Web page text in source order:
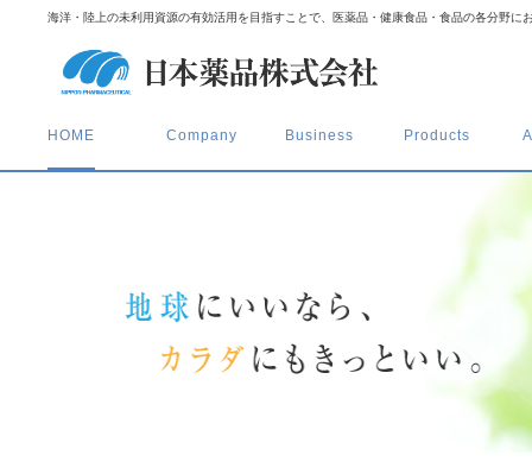
海洋・陸上の未利用資源の有効活用を目指すことで、医薬品・健康食品・食品の各分野に
HOME Company Business Products